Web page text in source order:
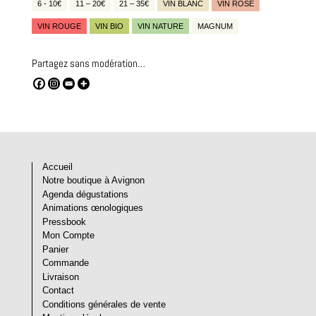
6 - 10€ 11 – 20€ 21 – 35€ VIN BLANC VIN ROSÉ
VIN ROUGE VIN BIO VIN NATURE MAGNUM
Partagez sans modération…
Accueil
Notre boutique à Avignon
Agenda dégustations
Animations œnologiques
Pressbook
Mon Compte
Panier
Commande
Livraison
Contact
Conditions générales de vente